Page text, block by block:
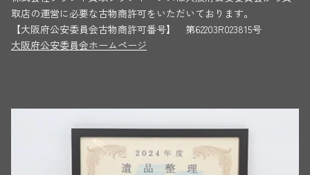
取店の運営に必要な古物商許可をいただいております。
【大阪府公安委員会古物商許可番号】 第62203R023815号
大阪府公安委員会ホームページ